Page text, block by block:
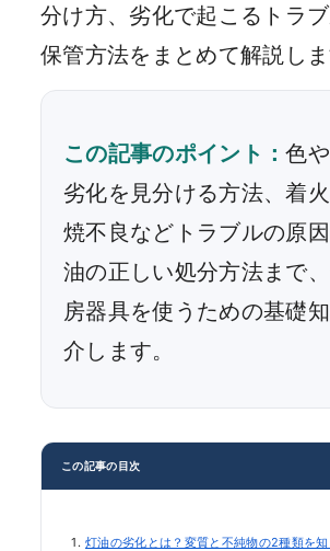
分け方、劣化で起こるトラ
保管方法をまとめて解説しま
この記事のポイント：色
劣化を見分ける方法、着
焼不良などトラブルの原
油の正しい処分方法まで
房器具を使うための基礎
介します。
この記事の目次
灯油の劣化とは？変質と不純物の2種類を知